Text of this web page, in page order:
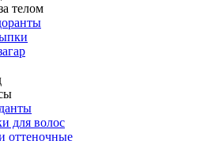
телом
для волос
оттеночные